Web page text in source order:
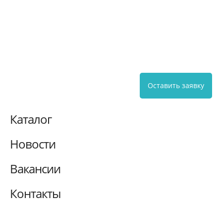
Каталог
Новости
Вакансии
Контакты
Оставить заявку